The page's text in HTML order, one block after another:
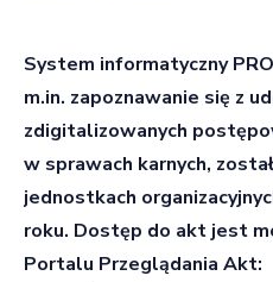
System informatyczny
m.in. zapoznawanie się z
zdigitalizowanych
w sprawach karnych,
jednostkach
roku. Dostęp do akt jest
Portalu Przeglądania Akt: